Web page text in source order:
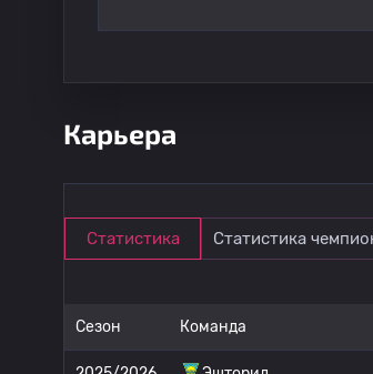
Карьера
Статистика Статистика
Сезон Команда